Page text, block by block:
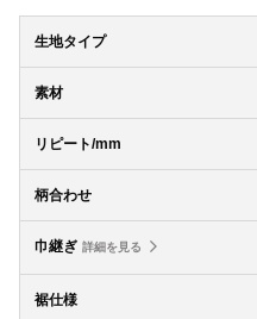
生地タイプ
素材
リピート/mm
柄合わせ
巾継ぎ 詳細を見る
裾仕様